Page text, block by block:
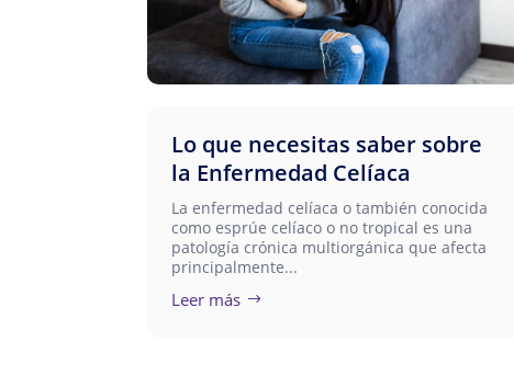
Lo que necesitas saber sobre
la Enfermedad Celíaca
La enfermedad celíaca o también conocida
como esprúe celíaco o no tropical es una
patología crónica multiorgánica que afecta
principalmente...
Leer más